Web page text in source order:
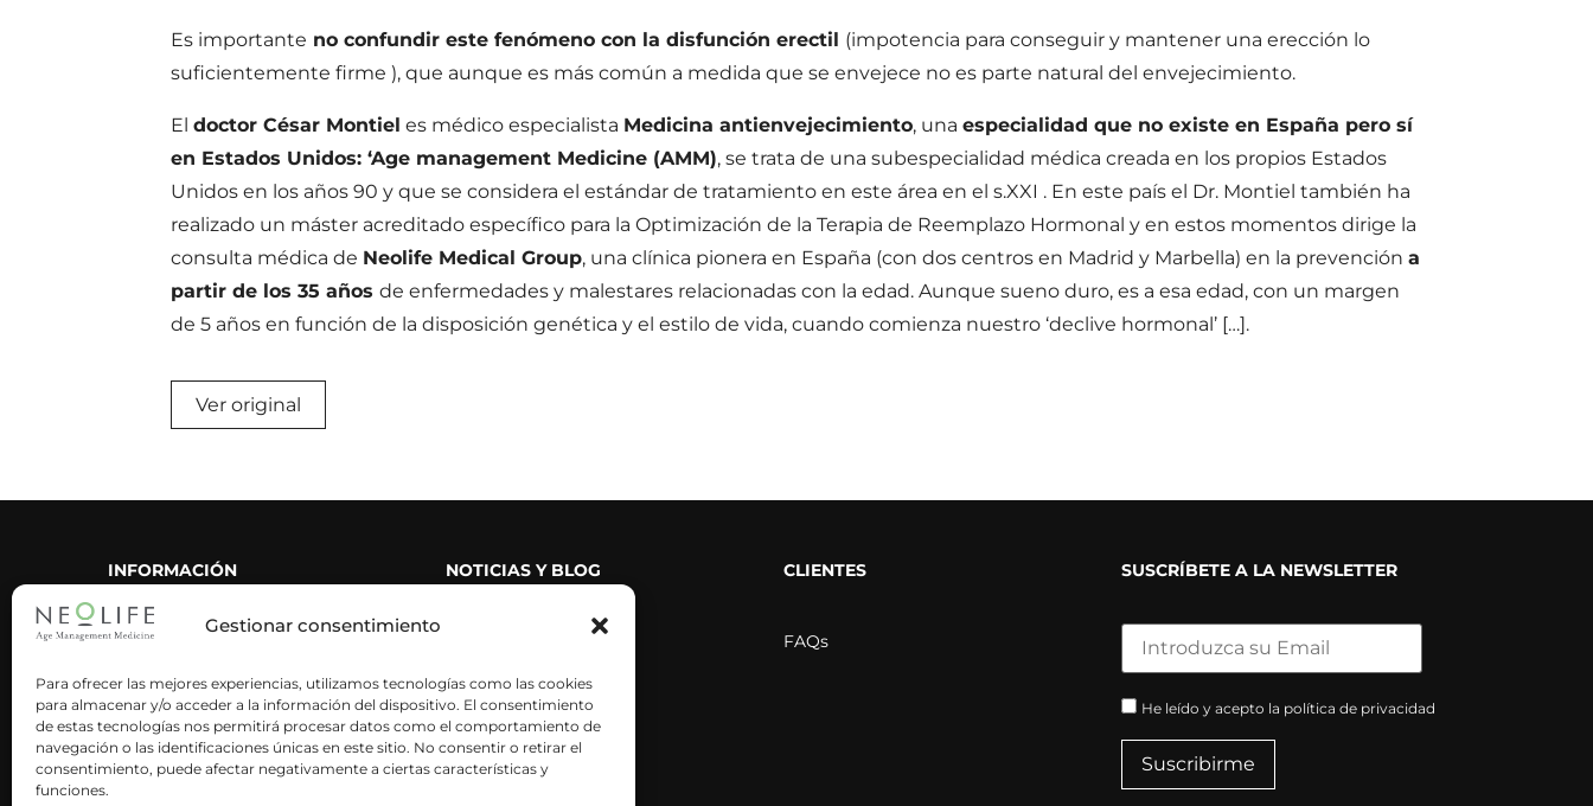
Gestionar consentimiento
Para ofrecer las mejores experiencias, utilizamos tecnologías como las cookies
para almacenar y/o acceder a la información del dispositivo. El consentimiento
de estas tecnologías nos permitirá procesar datos como el comportamiento de
navegación o las identificaciones únicas en este sitio. No consentir o retirar el
consentimiento, puede afectar negativamente a ciertas características y
funciones.
Es importante no confundir este fenómeno con la disfunción erectil (impotencia para conseguir y mantener una erección lo
suficientemente firme ), que aunque es más común a medida que se envejece no es parte natural del envejecimiento.
Eldoctor César Montiel es médico especialista Medicina antienvejecimiento, unaespecialidad que no existe en España pero sí
en Estados Unidos: ‘Age management Medicine (AMM), se trata de una subespecialidad médica creada en los propios Estados
Unidos en los años 90 y que se considera el estándar de tratamiento en este área en el s.XXI . En este país el Dr. Montiel también ha
realizado un máster acreditado específico para la Optimización de la Terapia de Reemplazo Hormonal y en estos momentos dirige la
consulta médica de Neolife Medical Group, una clínica pionera en España (con dos centros en Madrid y Marbella) en la prevencióna
partir de los 35 añosde enfermedades y malestares relacionadas con la edad. Aunque sueno duro, es a esa edad, con un margen
de 5 años en función de la disposición genética y el estilo de vida, cuando comienza nuestro ‘declive hormonal’ […].
Ver original
INFORMACIÓN
Nuestra historia
Nuestra metodología
Neoactives
Neolife es ciencia
Trabaja con nosotros
NOTICIAS Y BLOG
Neolife en videos
Blog
Artículos científicos
CLIENTES
FAQs
SUSCRÍBETE A LA NEWSLETTER
He leído y acepto la política de privacidad